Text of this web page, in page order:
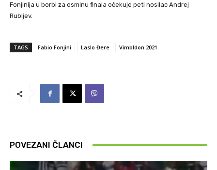
Fonjinija u borbi za osminu finala očekuje peti nosilac Andrej
Rubljev.
TAGS Fabio Fonjini Laslo Đere Vimbldon 2021
POVEZANI ČLANCI